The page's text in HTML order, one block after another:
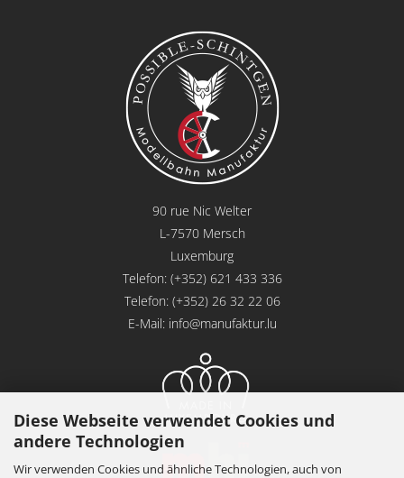
Diese Webseite verwendet Cookies und
andere Technologien
Wir verwenden Cookies und ähnliche Technologien, auch von
90 rue Nic Welter
L-7570 Mersch
Luxemburg
Telefon: (+352) 621 433 336
Telefon: (+352) 26 32 22 06
E-Mail: info@manufaktur.lu